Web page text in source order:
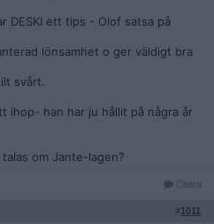
DESKI ett tips - Olof satsa på
lönsamhet o ger väldigt bra
svårt.
ihop- han har ju hållit på några år
om Jante-lagen?
Citera
#1011